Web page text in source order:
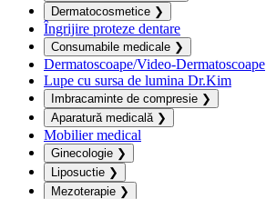
Dermatocosmetice ❯
Îngrijire proteze dentare
Consumabile medicale ❯
Dermatoscoape/Video-Dermatoscoape
Lupe cu sursa de lumina Dr.Kim
Imbracaminte de compresie ❯
Aparatură medicală ❯
Mobilier medical
Ginecologie ❯
Liposuctie ❯
Mezoterapie ❯